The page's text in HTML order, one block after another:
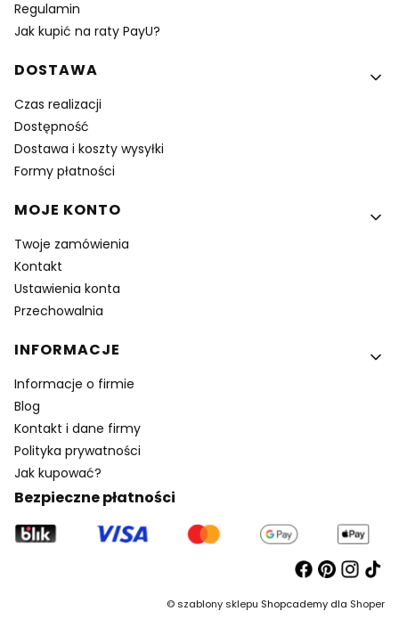
Regulamin
Jak kupić na raty PayU?
DOSTAWA
Czas realizacji
Dostępność
Dostawa i koszty wysyłki
Formy płatności
MOJE KONTO
Twoje zamówienia
Kontakt
Ustawienia konta
Przechowalnia
INFORMACJE
Informacje o firmie
Blog
Kontakt i dane firmy
Polityka prywatności
Jak kupować?
Bezpieczne płatności
©szablony sklepu Shopcademy dla Shoper